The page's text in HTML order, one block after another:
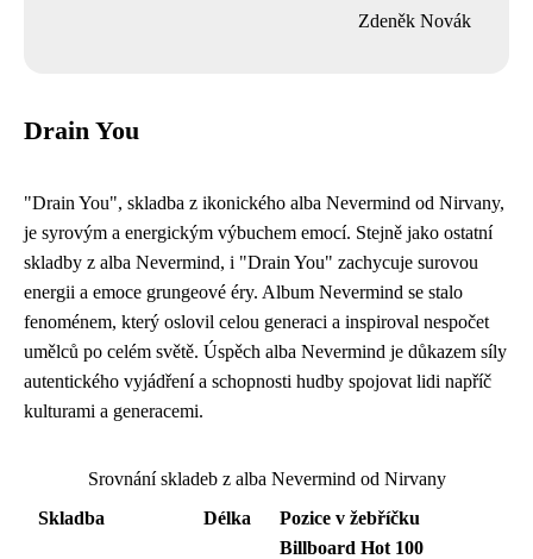
Zdeněk Novák
Drain You
"Drain You", skladba z ikonického alba Nevermind od Nirvany,
je syrovým a energickým výbuchem emocí. Stejně jako ostatní
skladby z alba Nevermind, i "Drain You" zachycuje surovou
energii a emoce grungeové éry. Album Nevermind se stalo
fenoménem, který oslovil celou generaci a inspiroval nespočet
umělců po celém světě. Úspěch alba Nevermind je důkazem síly
autentického vyjádření a schopnosti hudby spojovat lidi napříč
kulturami a generacemi.
Srovnání skladeb z alba Nevermind od Nirvany
Skladba
Délka
Pozice v žebříčku
Billboard Hot 100